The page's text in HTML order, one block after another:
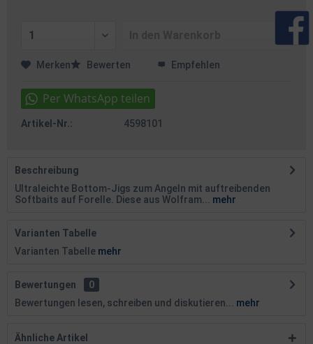
Merken Bewerten Empfehlen
Artikel-Nr.: 4598101
Beschreibung
Ultraleichte Bottom-Jigs zum Angeln mit auftreibenden
Softbaits auf Forelle. Diese aus Wolfram...
mehr
Varianten Tabelle
Varianten Tabelle mehr
Bewertungen
0
Bewertungen lesen, schreiben und diskutieren...
mehr
Ähnliche Artikel